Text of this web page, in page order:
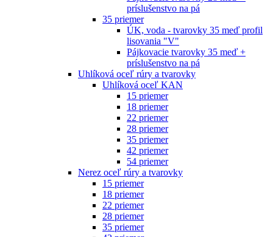
príslušenstvo na pá
35 priemer
ÚK, voda - tvarovky 35 meď profil
lisovania "V"
Pájkovacie tvarovky 35 meď +
príslušenstvo na pá
Uhlíková oceľ rúry a tvarovky
Uhlíková oceľ KAN
15 priemer
18 priemer
22 priemer
28 priemer
35 priemer
42 priemer
54 priemer
Nerez oceľ rúry a tvarovky
15 priemer
18 priemer
22 priemer
28 priemer
35 priemer